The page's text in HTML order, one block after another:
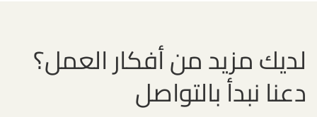
لديك مزيد من أفكار العمل؟
دعنا نبدأ بالتواصل